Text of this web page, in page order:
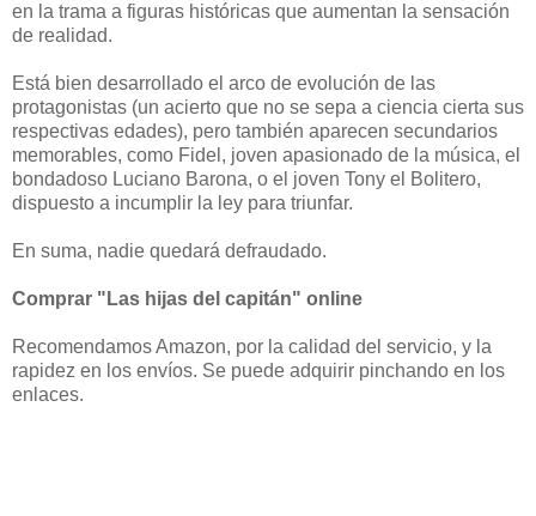
en la trama a figuras históricas que aumentan la sensación
de realidad.
Está bien desarrollado el arco de evolución de las
protagonistas (un acierto que no se sepa a ciencia cierta sus
respectivas edades), pero también aparecen secundarios
memorables, como Fidel, joven apasionado de la música, el
bondadoso Luciano Barona, o el joven Tony el Bolitero,
dispuesto a incumplir la ley para triunfar.
En suma, nadie quedará defraudado.
Comprar "Las hijas del capitán" online
Recomendamos Amazon, por la calidad del servicio, y la
rapidez en los envíos. Se puede adquirir pinchando en los
enlaces.